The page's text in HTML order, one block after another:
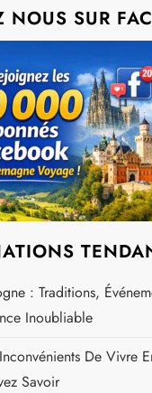
NOUS SUR
: Traditions,
Inoubliable
De Vivre
Savoir